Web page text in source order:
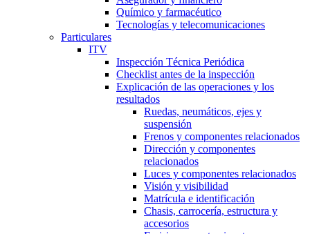
Químico y farmacéutico
Tecnologías y telecomunicaciones
Particulares
ITV
Inspección Técnica Periódica
Checklist antes de la inspección
Explicación de las operaciones y los
resultados
Ruedas, neumáticos, ejes y
suspensión
Frenos y componentes relacionados
Dirección y componentes
relacionados
Luces y componentes relacionados
Visión y visibilidad
Matrícula e identificación
Chasis, carrocería, estructura y
accesorios